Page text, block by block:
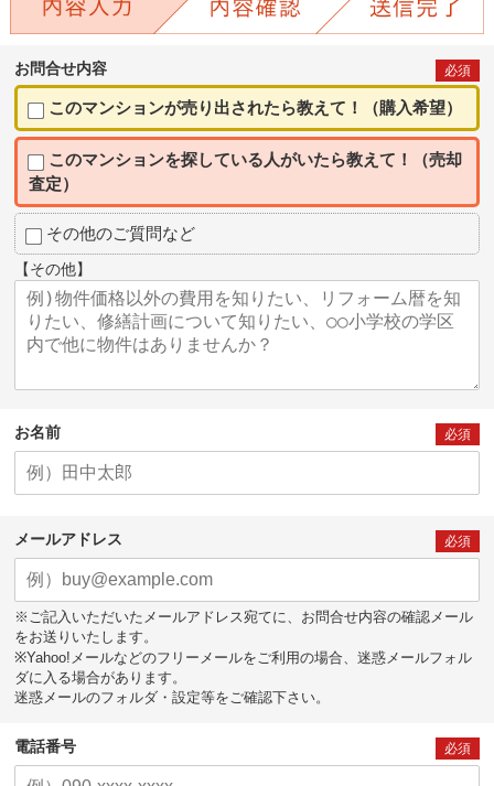
お問合せ内容 必須
このマンションが売り出されたら教えて！（購入希望）
このマンションを探している人がいたら教えて！（売却
査定）
その他のご質問など
【その他】
お名前 必須
メールアドレス 必須
※ご記入いただいたメールアドレス宛てに、お問合せ内容の確認メール
をお送りいたします。
※Yahoo!メールなどのフリーメールをご利用の場合、迷惑メールフォル
ダに入る場合があります。
迷惑メールのフォルダ・設定等をご確認下さい。
電話番号 必須